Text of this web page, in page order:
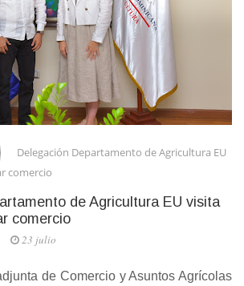
Delegación Departamento de Agricultura EU
comercio
de Agricultura EU visita
comercio
23 julio
de Comercio y Asuntos Agrícolas